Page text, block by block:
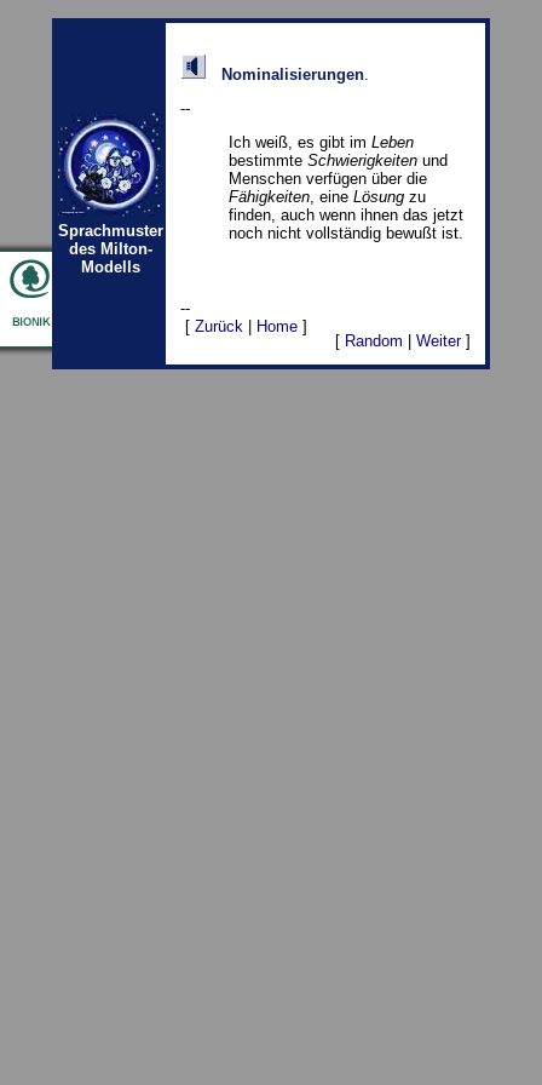
Sprachmuster
des Milton-
Modells
Nominalisierungen.
--
Ich weiß, es gibt im Leben
bestimmte Schwierigkeiten und
Menschen verfügen über die
Fähigkeiten, eine Lösung zu
finden, auch wenn ihnen das jetzt
noch nicht vollständig bewußt ist.
--
[ Zurück Home ]
[ Random Weiter]